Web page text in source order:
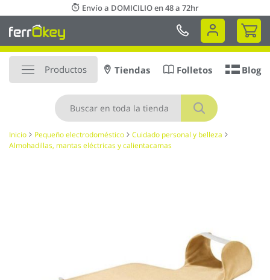
al
contenido
Envío a DOMICILIO en 48 a 72hr
Mi
Productos
Buscar
Tiendas Folletos Blog
Inicio Pequeño electrodoméstico
Cuidado personal y belleza
Almohadillas, mantas eléctricas y calientacamas